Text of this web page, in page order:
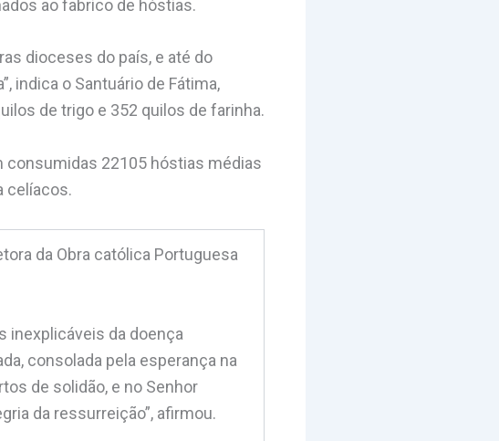
ao fabrico de hóstias.
dioceses do país, e até do
indica o Santuário de Fátima,
de trigo e 352 quilos de farinha.
consumidas 22105 hóstias médias
celíacos.
da Obra católica Portuguesa
inexplicáveis da doença
consolada pela esperança na
de solidão, e no Senhor
da ressurreição”, afirmou.